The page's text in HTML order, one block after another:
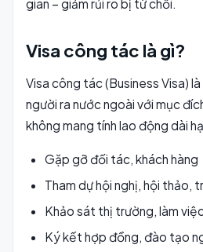
gian – giảm rủi ro bị từ chối.
Visa công tác là gì?
Visa công tác (Business Visa)
người ra nước ngoài với mục
không mang tính lao động dài
Gặp gỡ đối tác, khách hàng
Tham dự hội nghị, hội thảo,
Khảo sát thị trường, làm
Ký kết hợp đồng, đào tạo